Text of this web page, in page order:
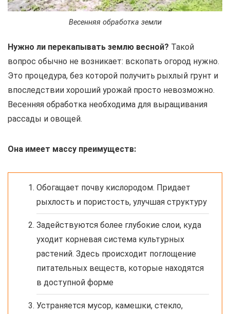
Весенняя обработка земли
Нужно ли перекапывать землю весной? Такой
вопрос обычно не возникает: вскопать огород нужно.
Это процедура, без которой получить рыхлый грунт и
впоследствии хороший урожай просто невозможно.
Весенняя обработка необходима для выращивания
рассады и овощей.
Она имеет массу преимуществ:
Обогащает почву кислородом. Придает
рыхлость и пористость, улучшая структуру
Задействуются более глубокие слои, куда
уходит корневая система культурных
растений. Здесь происходит поглощение
питательных веществ, которые находятся
в доступной форме
Устраняется мусор, камешки, стекло,